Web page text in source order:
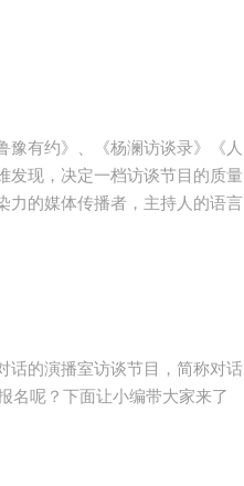
豫有约》、《杨澜访谈录》《人
发现，决定一档访谈节目的质量
力的媒体传播者，主持人的语言
话的演播室访谈节目，简称对话
名呢？下面让小编带大家来了